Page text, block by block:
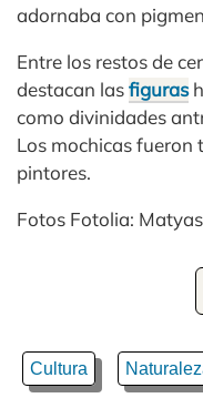
adornaba con
Entre los restos de
destacan lasfiguras
como divinidades
Los mochicas fueron
pintores.
Fotos Fotolia:
Cultura